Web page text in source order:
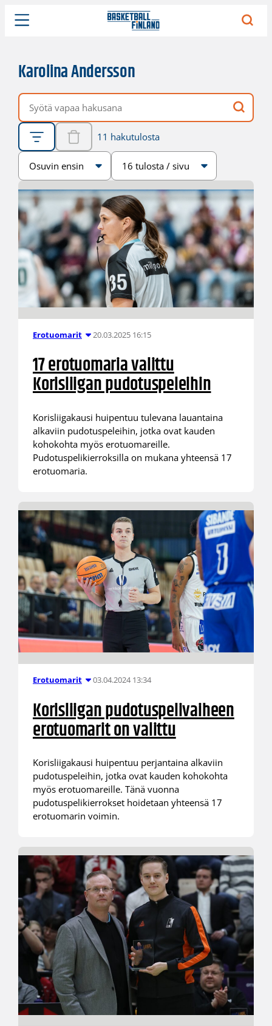
Karolina Andersson
Vapaa hakusana
11 hakutulosta
Järjestys
Sivukoko
Erotuomarit 20.03.2025 16:15
17 erotuomaria valittu
Korisliigan pudotuspeleihin
Korisliigakausi huipentuu tulevana lauantaina
alkaviin pudotuspeleihin, jotka ovat kauden
kohokohta myös erotuomareille.
Pudotuspelikierroksilla on mukana yhteensä 17
erotuomaria.
Erotuomarit 03.04.2024 13:34
Korisliigan pudotuspelivaiheen
erotuomarit on valittu
Korisliigakausi huipentuu perjantaina alkaviin
pudotuspeleihin, jotka ovat kauden kohokohta
myös erotuomareille. Tänä vuonna
pudotuspelikierrokset hoidetaan yhteensä 17
erotuomarin voimin.